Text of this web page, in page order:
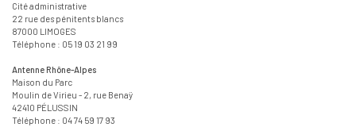
Cité administrative
22 rue des pénitents blancs
87000 LIMOGES
Téléphone : 05 19 03 21 99
Antenne Rhône-Alpes
Maison du Parc
Moulin de Virieu - 2, rue Benaÿ
42410 PÉLUSSIN
Téléphone : 04 74 59 17 93